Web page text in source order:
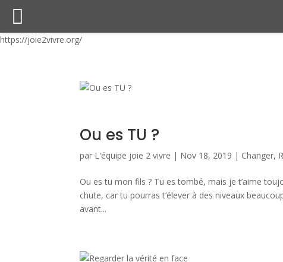
https://joie2vivre.org/
Ou es TU ?
par L'équipe joie 2 vivre | Nov 18, 2019 | Changer,
Ou es tu mon fils ? Tu es tombé, mais je t’aime
chute, car tu pourras t’élever à des niveaux
avant...